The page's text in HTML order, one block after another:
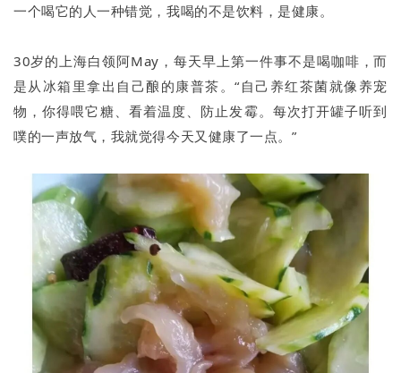
一个喝它的人一种错觉，我喝的不是饮料，是健康。
30岁的上海白领阿May，每天早上第一件事不是喝咖啡，而
是从冰箱里拿出自己酿的康普茶。“自己养红茶菌就像养宠
物，你得喂它糖、看着温度、防止发霉。每次打开罐子听到
噗的一声放气，我就觉得今天又健康了一点。”